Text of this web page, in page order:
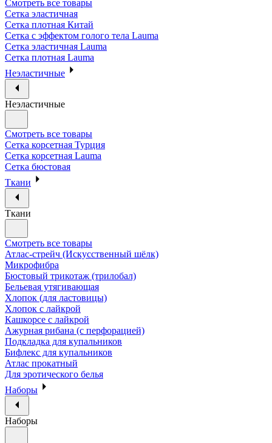
Смотреть все товары
Сетка эластичная
Сетка плотная Китай
Сетка с эффектом голого тела Lauma
Сетка эластичная Lauma
Сетка плотная Lauma
Неэластичные
Неэластичные
Смотреть все товары
Сетка корсетная Турция
Сетка корсетная Lauma
Сетка бюстовая
Ткани
Ткани
Смотреть все товары
Атлас-стрейч (Искусственный шёлк)
Микрофибра
Бюстовый трикотаж (трилобал)
Бельевая утягивающая
Хлопок (для ластовицы)
Хлопок с лайкрой
Кашкорсе с лайкрой
Ажурная рибана (с перфорацией)
Подкладка для купальников
Бифлекс для купальников
Атлас прокатный
Для эротического белья
Наборы
Наборы